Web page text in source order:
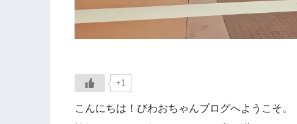
+1
こんにちは！びわおちゃんブログへようこそ。